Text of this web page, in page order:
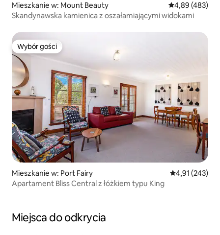
Mieszkanie w: Mount Beauty Średnia
4,89 (483)
Skandynawska kamienica z oszałamiającymi widokami
Wybór gości
Wybór gości
Mieszkanie w: Port Fairy Średnia
4,91 (243)
Apartament Bliss Central z łóżkiem typu King
Miejsca do odkrycia